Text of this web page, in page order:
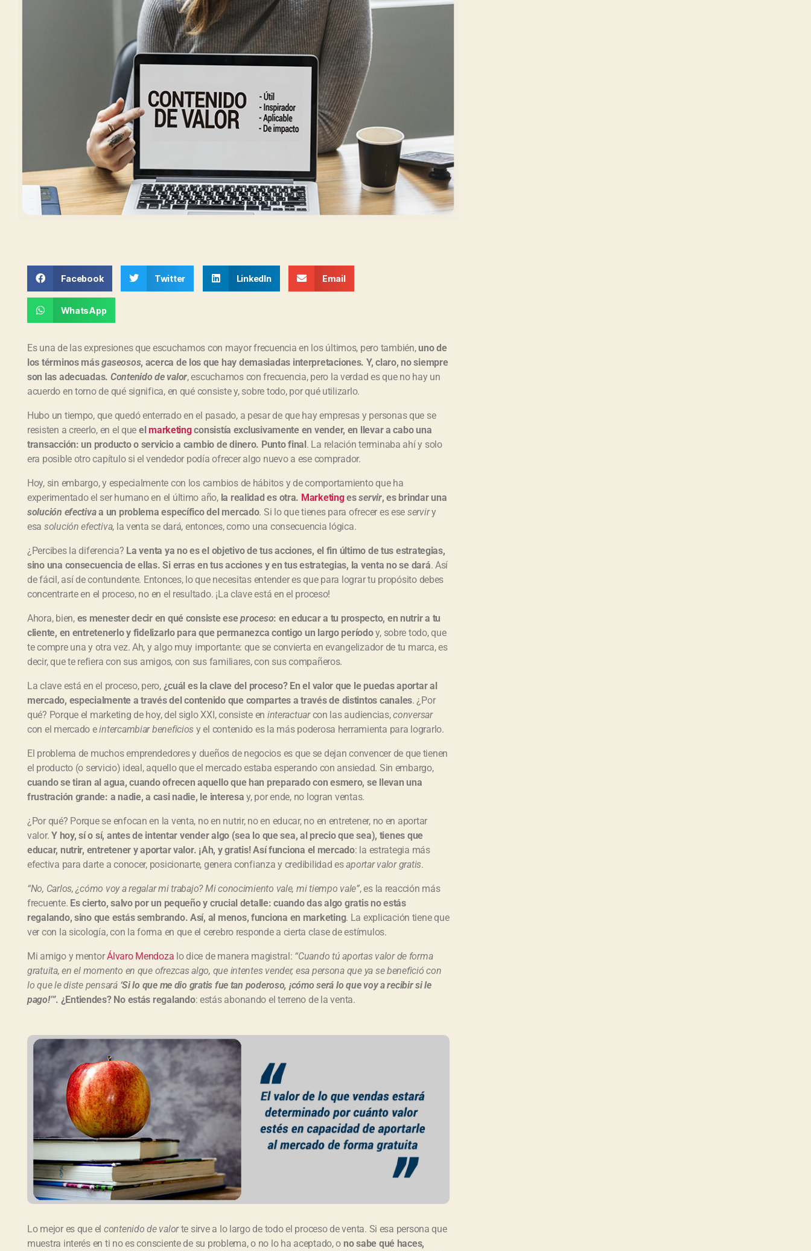
Facebook Twitter LinkedIn Email
WhatsApp
Es una de las expresiones que escuchamos con mayor frecuencia en los últimos, pero también, uno de
los términos másgaseosos, acerca de los que hay demasiadas interpretaciones. Y, claro, no siempre
son las adecuadas. Contenido de valor, escuchamos con frecuencia, pero la verdad es que no hay un
acuerdo en torno de qué significa, en qué consiste y, sobre todo, por qué utilizarlo.
Hubo un tiempo, que quedó enterrado en el pasado, a pesar de que hay empresas y personas que se
resisten a creerlo, en el que elmarketingconsistía exclusivamente en vender, en llevar a cabo una
transacción: un producto o servicio a cambio de dinero. Punto final . La relación terminaba ahí y solo
era posible otro capítulo si el vendedor podía ofrecer algo nuevo a ese comprador.
Hoy, sin embargo, y especialmente con los cambios de hábitos y de comportamiento que ha
experimentado el ser humano en el último año, la realidad es otra. Marketingesservir, es brindar una
solución efectivaa un problema específico del mercado. Si lo que tienes para ofrecer es ese serviry
esa solución efectiva, la venta se dará, entonces, como una consecuencia lógica.
¿Percibes la diferencia? La venta ya no es el objetivo de tus acciones, el fin último de tus estrategias,
sino una consecuencia de ellas. Si erras en tus acciones y en tus estrategias, la venta no se dará. Así
de fácil, así de contundente. Entonces, lo que necesitas entender es que para lograr tu propósito debes
concentrarte en el proceso, no en el resultado. ¡La clave está en el proceso!
Ahora, bien, es menester decir en qué consiste eseproceso: en educar a tu prospecto, en nutrir a tu
cliente, en entretenerlo y fidelizarlo para que permanezca contigo un largo períodoy, sobre todo, que
te compre una y otra vez. Ah, y algo muy importante: que se convierta en evangelizador de tu marca, es
decir, que te refiera con sus amigos, con sus familiares, con sus compañeros.
La clave está en el proceso, pero, ¿cuál es la clave del proceso? En el valor que le puedas aportar al
mercado, especialmente a través del contenido que compartes a través de distintos canales. ¿Por
qué? Porque el marketing de hoy, del siglo XXI, consiste en interactuarcon las audiencias,conversar
con el mercado eintercambiar beneficios y el contenido es la más poderosa herramienta para lograrlo.
El problema de muchos emprendedores y dueños de negocios es que se dejan convencer de que tienen
el producto (o servicio) ideal, aquello que el mercado estaba esperando con ansiedad. Sin embargo,
cuando se tiran al agua, cuando ofrecen aquello que han preparado con esmero, se llevan una
frustración grande: a nadie, a casi nadie, le interesa y, por ende, no logran ventas.
¿Por qué? Porque se enfocan en la venta, no en nutrir, no en educar, no en entretener, no en aportar
valor.Y hoy, sí o sí, antes de intentar vender algo (sea lo que sea, al precio que sea), tienes que
educar, nutrir, entretener y aportar valor. ¡Ah, y gratis! Así funciona el mercado: la estrategia más
efectiva para darte a conocer, posicionarte, genera confianza y credibilidad esaportar valor gratis.
“No, Carlos, ¿cómo voy a regalar mi trabajo? Mi conocimiento vale, mi tiempo vale”, es la reacción más
frecuente. Es cierto, salvo por un pequeño y crucial detalle: cuando das algo gratis no estás
regalando, sino que estás sembrando. Así, al menos, funciona en marketing. La explicación tiene que
ver con la sicología, con la forma en que el cerebro responde a cierta clase de estímulos.
Mi amigo y mentorÁlvaro Mendoza lo dice de manera magistral: “Cuando tú aportas valor de forma
gratuita, en el momento en que ofrezcas algo, que intentes vender, esa persona que ya se benefició con
lo que le diste pensará ‘Si lo que me dio gratis fue tan poderoso, ¡cómo será lo que voy a recibir si le
pago!’”. ¿Entiendes? No estás regalando: estás abonando el terreno de la venta.
Lo mejor es que el contenido de valorte sirve a lo largo de todo el proceso de venta. Si esa persona que
muestra interés en ti no es consciente de su problema, o no lo ha aceptado, o no sabe qué haces,